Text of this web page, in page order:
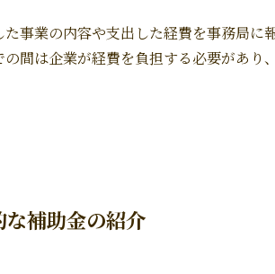
た事業の内容や支出した経費を事務局に
の間は企業が経費を負担する必要があり
な補助金の紹介